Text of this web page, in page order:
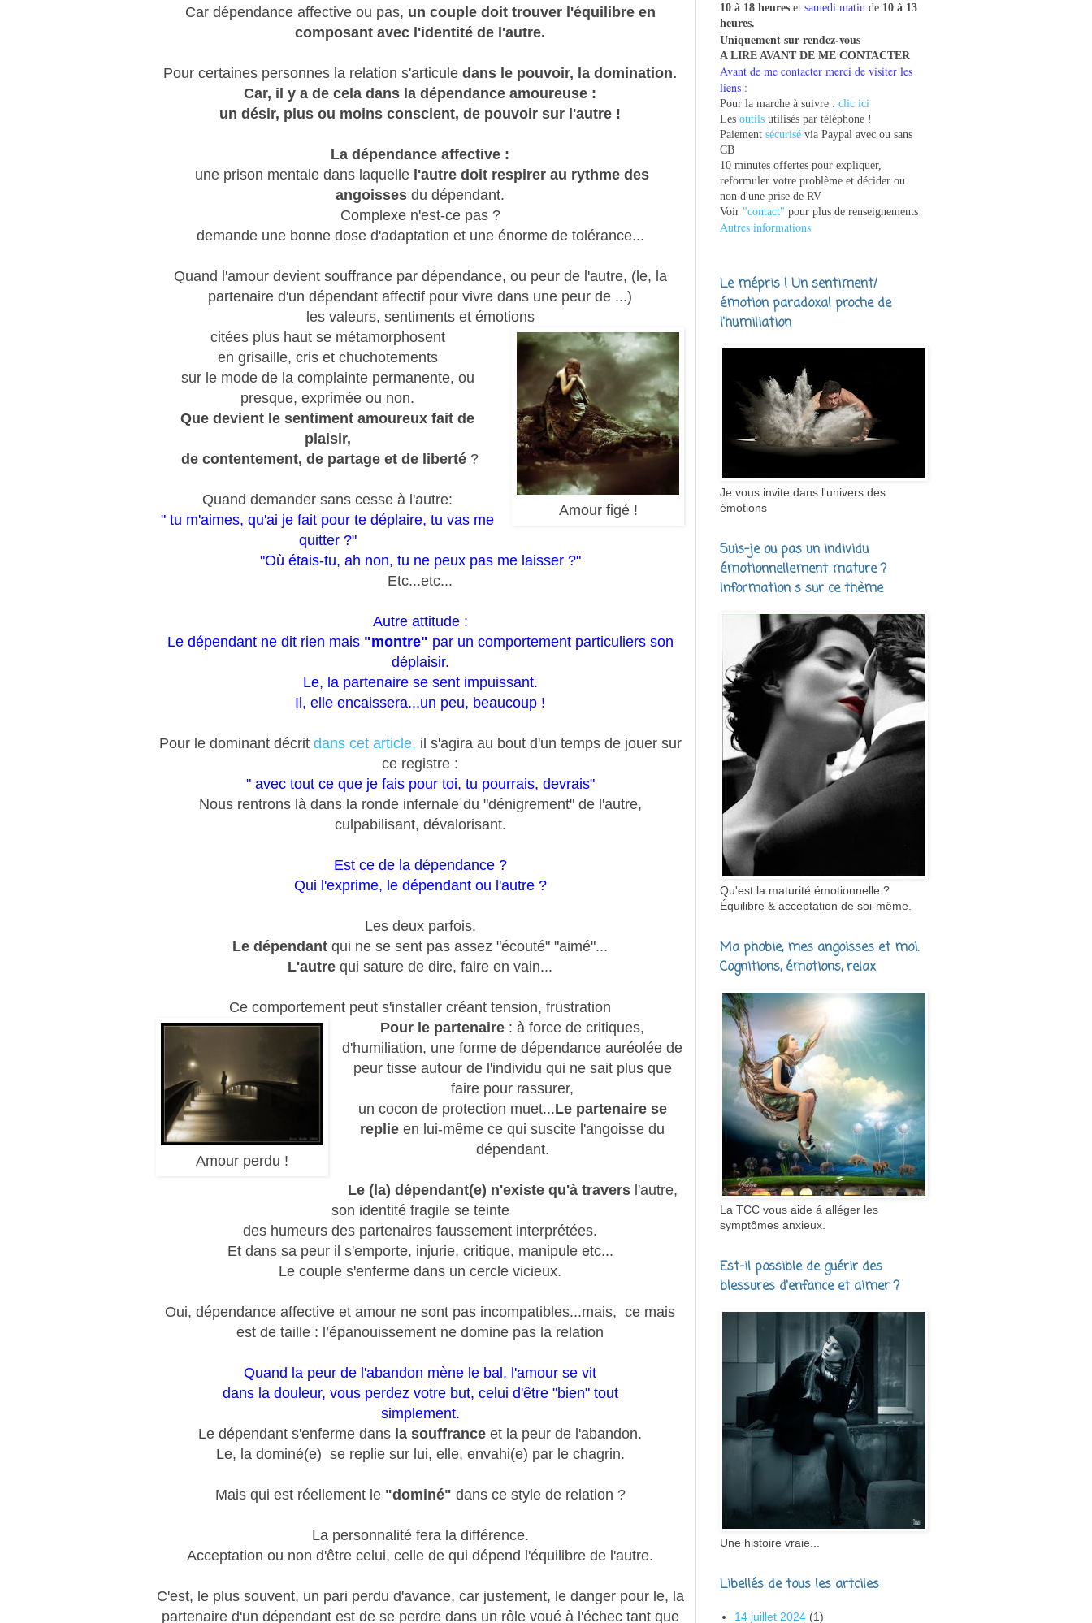
Car dépendance affective ou pas, un couple doit trouver l'équilibre en
composant avec l'identité de l'autre.
Pour certaines personnes la relation s'articule dans le pouvoir, la domination.
Car, il y a de cela dans la dépendance amoureuse :
un désir, plus ou moins conscient, de pouvoir sur l'autre !
La dépendance affective :
une prison mentale dans laquelle l'autre doit respirer au rythme des
angoisses du dépendant.
Complexe n'est-ce pas ?
demande une bonne dose d'adaptation et une énorme de tolérance...
Quand l'amour devient souffrance par dépendance, ou peur de l'autre, (le, la
partenaire d'un dépendant affectif pour vivre dans une peur de ...)
les valeurs, sentiments et émotions
Amour figé !
citées plus haut se métamorphosent
en grisaille, cris et chuchotements
sur le mode de la complainte permanente, ou
presque, exprimée ou non.
Que devient le sentiment amoureux fait de
plaisir,
de contentement, de partage et de liberté?
Quand demander sans cesse à l'autre:
" tu m'aimes, qu'ai je fait pour te déplaire, tu vas me
quitter ?"
"Où étais-tu, ah non, tu ne peux pas me laisser ?"
Etc...etc...
Autre attitude :
Le dépendant ne dit rien mais "montre" par un comportement particuliers son
déplaisir.
Le, la partenaire se sent impuissant.
Il, elle encaissera...un peu, beaucoup !
Pour le dominant décrit dans cet article, il s'agira au bout d'un temps de jouer sur
ce registre :
" avec tout ce que je fais pour toi, tu pourrais, devrais"
Nous rentrons là dans la ronde infernale du "dénigrement" de l'autre,
culpabilisant, dévalorisant.
Est ce de la dépendance ?
Qui l'exprime, le dépendant ou l'autre ?
Les deux parfois.
Le dépendant qui ne se sent pas assez "écouté" "aimé"...
L'autre qui sature de dire, faire en vain...
Ce comportement peut s'installer créant tension, frustration
Amour perdu !
Pour le partenaire : à force de critiques,
d'humiliation, une forme de dépendance auréolée de
peur tisse autour de l'individu qui ne sait plus que
faire pour rassurer,
un cocon de protection muet...Le partenaire se
replieen lui-même ce qui suscite l'angoisse du
dépendant.
Le (la) dépendant(e) n'existe qu'à traversl'autre,
son identité fragile se teinte
des humeurs des partenaires faussement interprétées.
Et dans sa peur il s'emporte, injurie, critique, manipule etc...
Le couple s'enferme dans un cercle vicieux.
Oui, dépendance affective et amour ne sont pas incompatibles...mais, ce mais
est de taille : l’épanouissement ne domine pas la relation
Quand la peur de l'abandon mène le bal, l'amour se vit
dans la douleur, vous perdez votre but, celui d'être "bien" tout
simplement.
Le dépendant s'enferme dans la souffrance et la peur de l'abandon.
Le, la dominé(e) se replie sur lui, elle, envahi(e) par le chagrin.
Mais qui est réellement le "dominé" dans ce style de relation ?
La personnalité fera la différence.
Acceptation ou non d'être celui, celle de qui dépend l'équilibre de l'autre.
C'est, le plus souvent, un pari perdu d'avance, car justement, le danger pour le, la
partenaire d'un dépendant est de se perdre dans un rôle voué à l'échec tant que
10 à 18 heures et samedi matin de 10 à 13
heures.
Uniquement sur rendez-vous
A LIRE AVANT DE ME CONTACTER
Avant de me contacter merci de visiter les
liens :
Pour la marche à suivre : clic ici
Les outils utilisés par téléphone !
Paiement sécurisé via Paypal avec ou sans
CB
10 minutes offertes pour expliquer,
reformuler votre problème et décider ou
non d'une prise de RV
Voir "contact" pour plus de renseignements
Autres informations
Le mépris ! Un sentiment/
émotion paradoxal proche de
l'humiliation
Je vous invite dans l'univers des
émotions
Suis-je ou pas un individu
émotionnellement mature ?
Information s sur ce thème
Qu'est la maturité émotionnelle ?
Équilibre & acceptation de soi-même.
Ma phobie, mes angoisses et moi.
Cognitions, émotions, relax
La TCC vous aide á alléger les
symptômes anxieux.
Est-il possible de guérir des
blessures d'enfance et aimer ?
Une histoire vraie...
Libellés de tous les artciles
14 juillet 2024 (1)